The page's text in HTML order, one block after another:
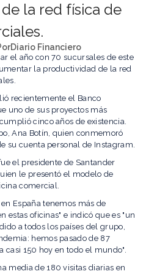
la red física de
Diario Financiero
el año con 70 sucursales de este
la productividad de la red
recientemente el Banco
uno de sus proyectos más
cinco años de existencia.
Ana Botín, quien conmemoró
su cuenta personal de Instagram.
el presidente de Santander
le presentó el modelo de
comercial.
España tenemos más de
estas oficinas" e indicó que es "un
a todos los países del grupo,
hemos pasado de 87
casi 150 hoy en todo el mundo".
media de 180 visitas diarias en